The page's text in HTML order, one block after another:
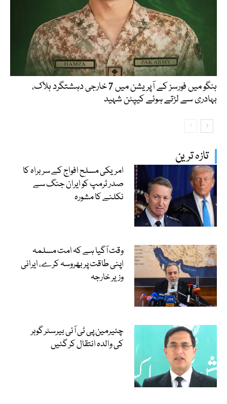
تازہ ترین
امریکی مسلح افواج کے سربراہ کا
صدر ٹرمپ کو ایران جنگ سے
نکلنے کا مشورہ
وقت آگیا ہے کہ امت مسلمہ
اپنی طاقت پر بھروسہ کرے، ایرانی
وزیر خارجہ
چئیرمین پی ٹی آئی بیرسٹر گوہر
کی والدہ انتقال کر گئیں
ہنگو میں فورسز کے آپریشن میں 7 خارجی دہشتگرد ہلاک،
بہادری سے لڑتے ہوئے کیپٹن شہید